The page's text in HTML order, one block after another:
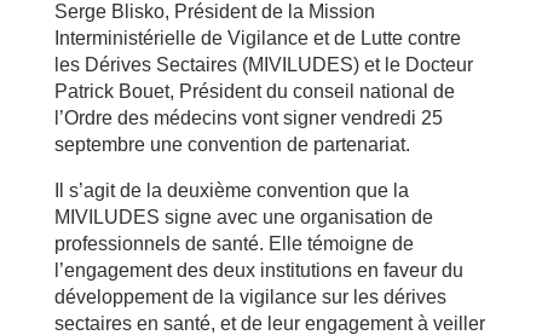
Serge Blisko, Président de la Mission
Interministérielle de Vigilance et de Lutte contre
les Dérives Sectaires (MIVILUDES) et le Docteur
Patrick Bouet, Président du conseil national de
l’Ordre des médecins vont signer vendredi 25
septembre une convention de partenariat.
Il s’agit de la deuxième convention que la
MIVILUDES signe avec une organisation de
professionnels de santé. Elle témoigne de
l’engagement des deux institutions en faveur du
développement de la vigilance sur les dérives
sectaires en santé, et de leur engagement à veiller